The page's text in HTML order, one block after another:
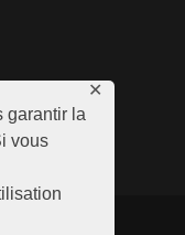
garantir la
vous
✕